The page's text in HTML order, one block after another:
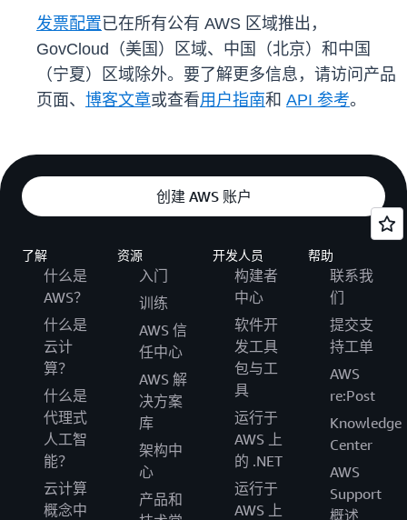
发票配置已在所有公有 AWS 区域推出，
GovCloud（美国）区域、中国（北京）和中国
（宁夏）区域除外。要了解更多信息，请访问产品
页面、 博客文章或查看用户指南和 API 参考。
创建 AWS 账户
了解
什么是
AWS？
什么是
云计
算？
什么是
代理式
人工智
能？
云计算
概念中
资源
入门
训练
AWS 信
任中心
AWS 解
决方案
库
架构中
心
产品和
开发人员
构建者
中心
软件开
发工具
包与工
具
运行于
AWS 上
的 .NET
运行于
AWS 上
帮助
联系我
们
提交支
持工单
AWS
re:Post
Knowledge
Center
AWS
Support
概述